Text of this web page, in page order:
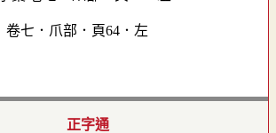
卷七．爪部．頁64．左
正字通